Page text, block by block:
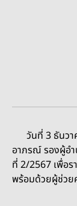
วันที่ 3 ธันวาค
อาภรณ์ รองผู้อำ
ที่ 2/2567 เพื่อ
พร้อมด้วยผู้ช่วย